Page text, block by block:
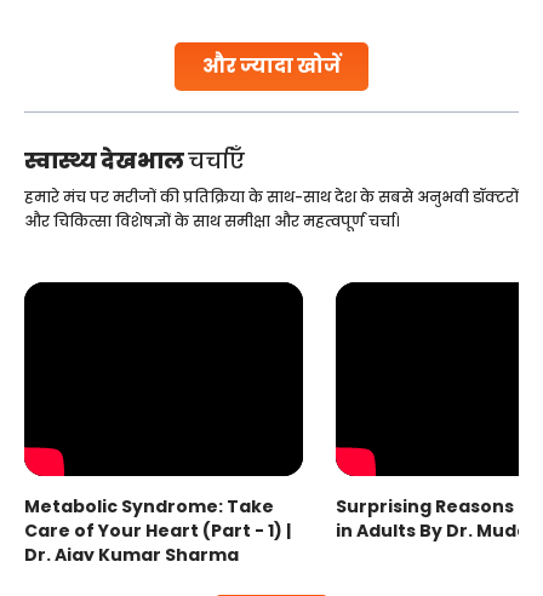
और ज्यादा खोजें
collected, they process the
स्वास्थ्य देखभालचर्चाएँ
हमारे मंच पर मरीजों की प्रतिक्रिया के साथ-साथ देश के सबसे अनुभवी डॉक्टरों
और चिकित्सा विशेषज्ञों के साथ समीक्षा और महत्वपूर्ण चर्चा।
Metabolic Syndrome: Take
Care of Your Heart (Part - 1) |
Dr. Ajay Kumar Sharma
Surprising Reasons
in Adults By Dr.